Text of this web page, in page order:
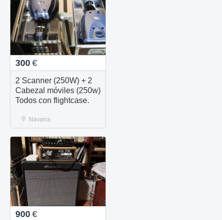
300 €
2 Scanner (250W) + 2
Cabezal móviles (250w)
Todos con flightcase.
Navarra
900 €